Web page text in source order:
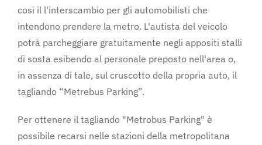
così il l'interscambio per gli automobilisti che
intendono prendere la metro. L'autista del veicolo
potrà parcheggiare gratuitamente negli appositi stalli
di sosta esibendo al personale preposto nell'area o,
in assenza di tale, sul cruscotto della propria auto, il
tagliando “Metrebus Parking”.
Per ottenere il tagliando "Metrobus Parking" è
possibile recarsi nelle stazioni della metropolitana